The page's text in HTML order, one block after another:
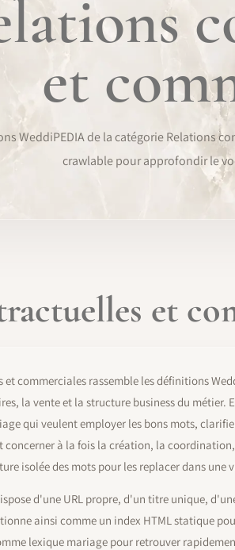
et
WeddiPEDIA de la catégorie Relations
crawlable pour approfondir le
et
commerciales rassemble les définitions
la vente et la structure business du
qui veulent employer les bons mots,
concerner à la fois la création, la
isolée des mots pour les replacer dans une
d'une URL propre, d'un titre unique,
ainsi comme un index HTML statique
lexique mariage pour retrouver